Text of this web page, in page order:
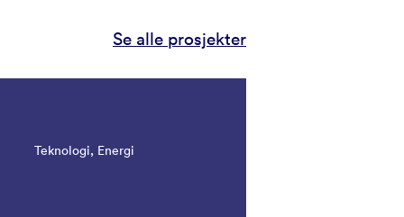
Se alle prosjekter
Teknologi, Energi